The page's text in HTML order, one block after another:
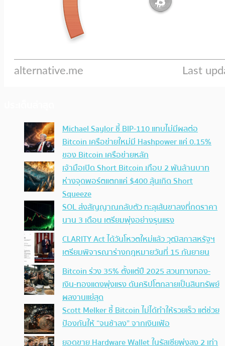
Michael Saylor ชี้ BIP-110 แทบไม่มีผลต่อ
Bitcoin เครือข่ายใหม่มี Hashpower แค่ 0.15%
ของ Bitcoin เครือข่ายหลัก
เจ้ามือเปิด Short Bitcoin เกือบ 2 พันล้านบาท
ห่างจุดพอร์ตแตกแค่ $400 ลุ้นเกิด Short
Squeeze
SOL ส่งสัญญาณกลับตัว ทะลุเส้นขาลงที่กดราคา
นาน 3 เดือน เตรียมพุ่งอย่างรุนแรง
CLARITY Act ได้วันโหวตใหม่แล้ว วุฒิสภาสหรัฐฯ
เตรียมพิจารณาร่างกฎหมายวันที่ 15 กันยายน
Bitcoin ร่วง 35% ตั้งแต่ปี 2025 สวนทางทอง-
เงิน-ทองแดงพุ่งแรง ดันคริปโตกลายเป็นสินทรัพย์
ผลงานแย่สุด
Scott Melker ชี้ Bitcoin ไม่ได้ทำให้รวยเร็ว แต่ช่วย
ป้องกันให้ “จนช้าลง” จากเงินเฟ้อ
ยอดขาย Hardware Wallet ในรัสเซียพุ่งสูง 2 เท่า